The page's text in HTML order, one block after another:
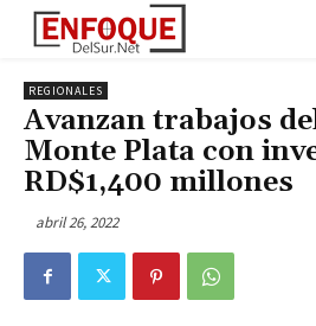
REGIONALES
Avanzan trabajos
Monte Plata con
RD$1,400 millones
abril 26, 2022